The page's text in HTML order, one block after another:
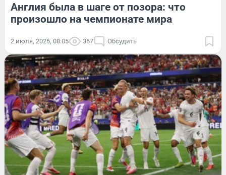
Англия была в шаге от позора: что
произошло на чемпионате мира
2 июля, 2026, 08:05 367 Обсудить